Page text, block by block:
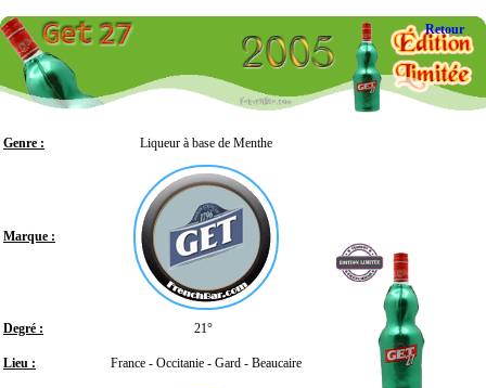
Retour
Genre : Liqueur à base de Menthe
Marque :
Degré : 21°
Lieu : France - Occitanie - Gard - Beaucaire